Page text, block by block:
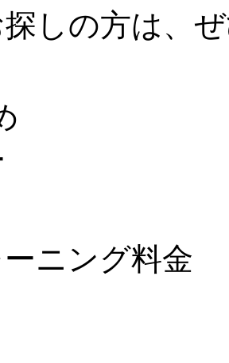
しの方は、
ニング料金